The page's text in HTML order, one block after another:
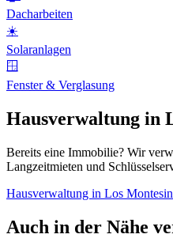
Dacharbeiten
☀️
Solaranlagen
🪟
Fenster & Verglasung
Hausverwaltung in
Bereits eine Immobilie? Wir
Langzeitmieten und
Hausverwaltung in Los
Auch in der Nähe